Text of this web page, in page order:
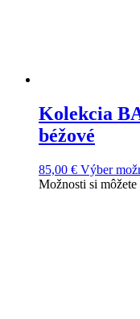
Kolekcia
béžové
85,00 € Výber
Možnosti si